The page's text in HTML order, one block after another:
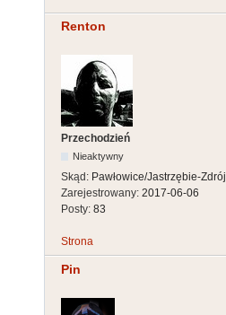
Renton
Przechodzień
Nieaktywny
Skąd: Pawłowice/Jastrzębie-Zdrój
Zarejestrowany: 2017-06-06
Posty: 83
Strona
Pin